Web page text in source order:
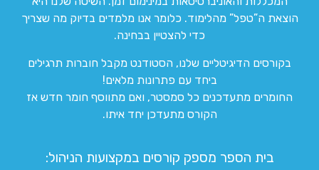
הוצאת ה”טפל” מהלימוד. כלומר אנו מלמדים בדיוק מה שצריך
כדי להצטיין בבחינה.
בקורסים הדיגיטליים שלנו, הסטודנט מקבל חוברות תרגילים
ביחד עם פתרונות מלאים!
החומרים מתעדכנים כל סמסטר, ואם מתווסף חומר חדש אז
הקורס מתעדכן יחד איתו.
בית הספר מספק קורסים במקצועות הניהול: